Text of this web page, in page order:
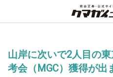
山岸に次いで2人目の
考会（MGC）獲得が出